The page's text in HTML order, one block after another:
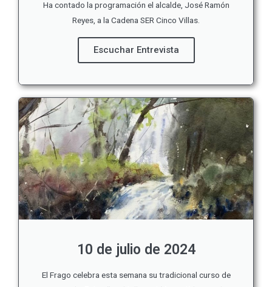
Ha contado la programación el alcalde, José Ramón
Reyes, a la Cadena SER Cinco Villas.
Escuchar Entrevista
10 de julio de 2024
El Frago celebra esta semana su tradicional curso de